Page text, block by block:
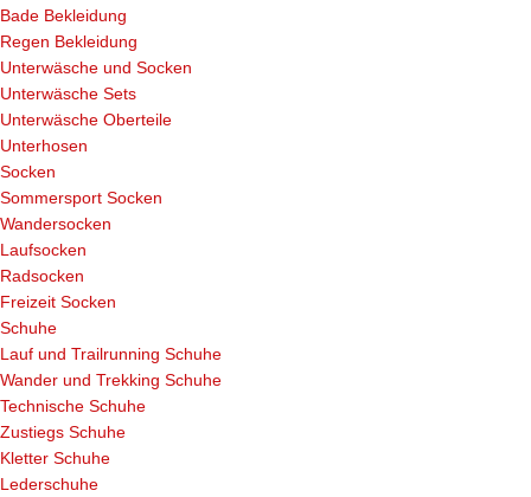
Bade Bekleidung
Regen Bekleidung
Unterwäsche und Socken
Unterwäsche Sets
Unterwäsche Oberteile
Unterhosen
Socken
Sommersport Socken
Wandersocken
Laufsocken
Radsocken
Freizeit Socken
Schuhe
Lauf und Trailrunning Schuhe
Wander und Trekking Schuhe
Technische Schuhe
Zustiegs Schuhe
Kletter Schuhe
Lederschuhe